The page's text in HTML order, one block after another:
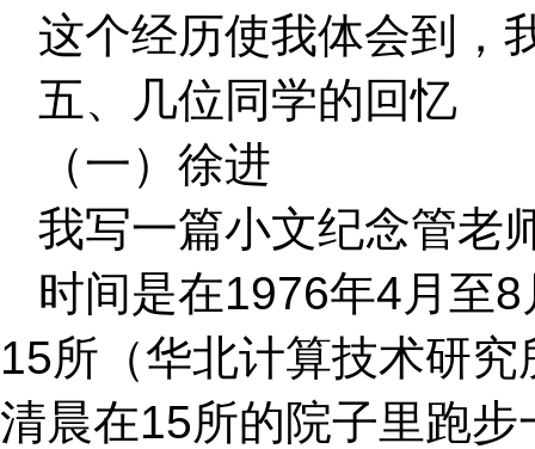
这个经历使我体会到，
五、几位同学的回忆
（一）徐进
我写一篇小文纪念管老
时间是在1976年4月至
15所（华北计算技术研
清晨在15所的院子里跑